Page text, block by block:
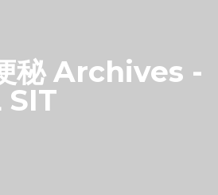
秘 Archives -
SIT